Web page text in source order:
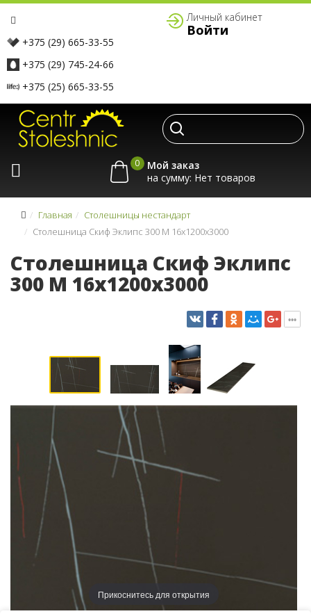
+375 (29) 665-33-55
+375 (29) 745-24-66
+375 (25) 665-33-55
Личный кабинет
Войти
0
Мой заказ
на сумму:
Главная
Столешницы нестандарт
Столешница Скиф Эклипс 300 M 16x1200x3000
Столешница Скиф Эклипс
300 M 16x1200x3000
Прикоснитесь для открытия